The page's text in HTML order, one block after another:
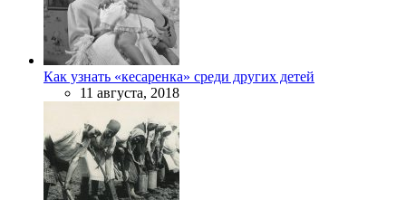
Как узнать «кесаренка» среди других детей
11 августа, 2018